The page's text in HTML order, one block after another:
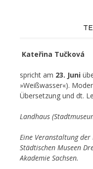
Kateřina Tučková
spricht am 23. Juni
»Weißwasser«).
Übersetzung und dt.
Landhaus
Eine Veranstaltung
Städtischen Museen
Akademie Sachsen.